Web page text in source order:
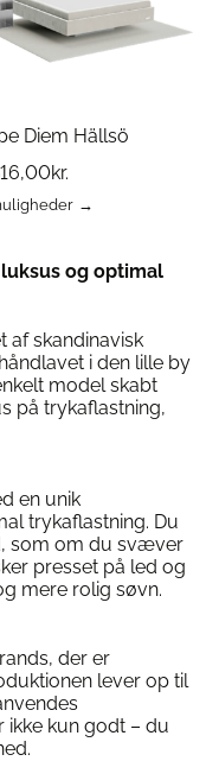
Diem Hällsö
kr.
og optimal
af skandinavisk
i den lille by
model skabt
på trykaflastning,
en unik
trykaflastning. Du
som om du svæver
presset på led og
mere rolig søvn.
der er
lever op til
kun godt – du